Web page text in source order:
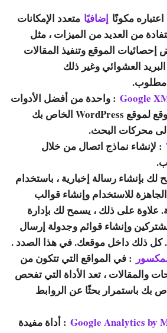
مكونًا إضافيًا متعدد الإمكانات
من العديد من الميزات ، مثل
الموقع وتنفيذ المقالات
العشوائي وغير ذلك
مطلوب.
: واحدة من أفضل الأدوات
لإنشاء خريطة موقع لموقع WordPress الخاص بك
إلى محركات البحث.
: لإنشاء نماذج اتصال من خلال
لك بإنشاء رسالة إخبارية ، باستخدام
للاستخدام وإنشاء قوالب
علاوة على ذلك ، يسمح لك بإدارة
وإنشاء قوائم وجدولة إرسال
كل ذلك داخل موقعك. في هذا الصدد .
: في المواقع التي تتكون من
والمقالات ، تعد الأداة التي تفحص
بك باستمرار بحثًا عن الروابط
Google Analytics by : أداة مفيدة